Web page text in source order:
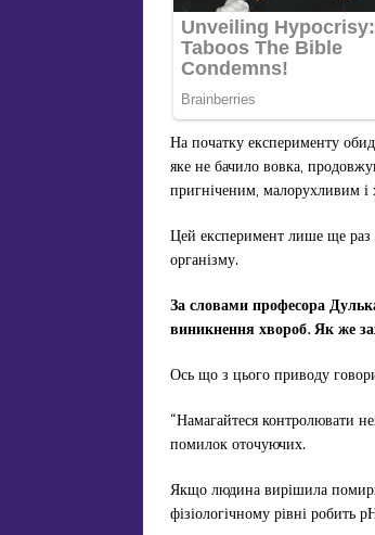
На початку експерименту
яке не бачило вовка,
пригніченим, малорухливим і
Цей експеримент лише ще раз
організму.
За словами професора
виникнення хвороб. Як же
Ось що з цього приводу
“Намагайтеся контролювати
помилок оточуючих.
Якщо людина вирішила
фізіологічному рівні робить